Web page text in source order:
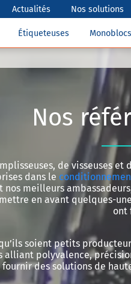
Actualités Nos solutions
Étiqueteuses Monoblocs
Nos
de visseuses et
dans le
nos meilleurs
en avant quelques-
ont
soient petits
alliant polyvalence,
fournir des solutions de